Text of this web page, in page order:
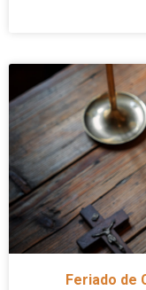
Feriado de